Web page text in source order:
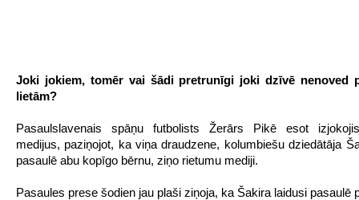
Joki jokiem, tomēr vai šādi pretrunīgi joki dzīvē nenoved
lietām?
Pasaulslavenais spāņu futbolists Žerārs Pikē esot
medijus, paziņojot, ka viņa draudzene, kolumbiešu dziedātāja
pasaulē abu kopīgo bērnu, ziņo rietumu mediji.
Pasaules prese šodien jau plaši ziņoja, ka Šakira laidusi pasaulē